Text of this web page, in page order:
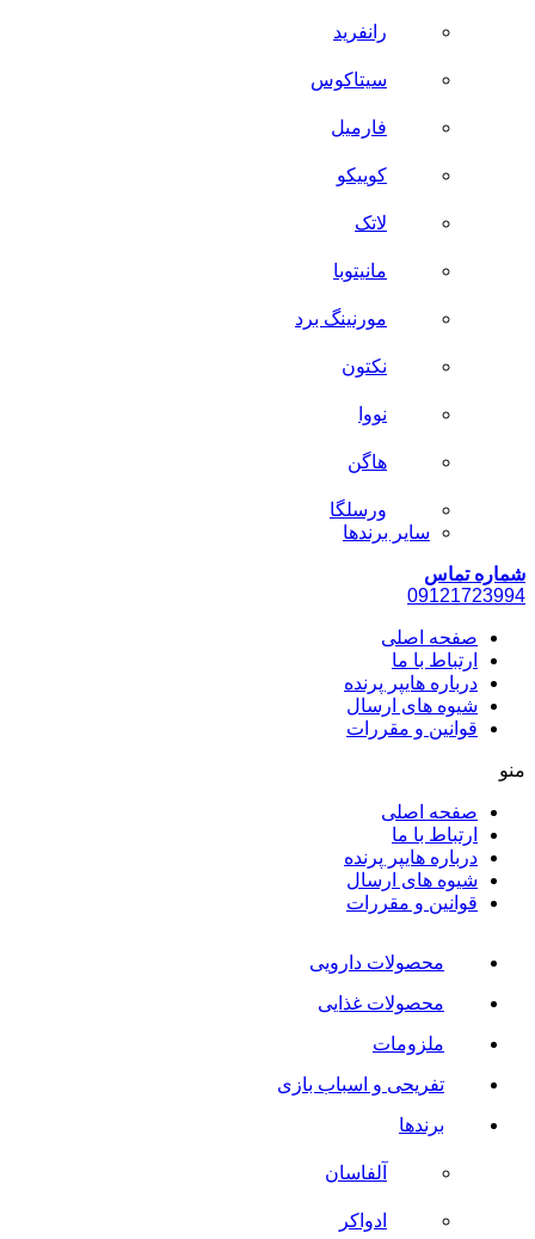
رانفرید
سیتاکوس
فارمیل
کوییکو
لاتک
مانیتوبا
مورنینگ برد
نکتون
نووا
هاگن
ورسلگا
سایر برند‌ها
شماره تماس
09121723994
صفحه اصلی
ارتباط با ما
درباره هایپر پرنده
شیوه های ارسال
قوانین و مقررات
منو
صفحه اصلی
ارتباط با ما
درباره هایپر پرنده
شیوه های ارسال
قوانین و مقررات
محصولات دارویی
محصولات غذایی
ملزومات
تفریحی و اسباب بازی
برندها
آلفاسان
ادواکر